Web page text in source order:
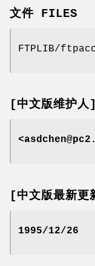
文件 FILES
FTPLIB/
[中文版维护人]
[中文版最新更
1995/12/26